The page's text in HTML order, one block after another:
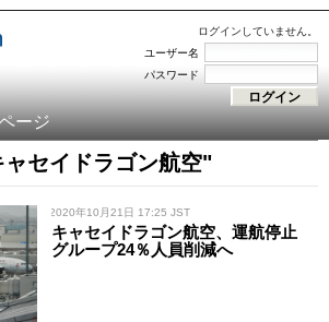
ログインしていません。
ユーザー名
パスワード
ージ
セイドラゴン航空"
/ 2020年10月21日 17:25 JST
キャセイドラゴン航空、運航停止
グループ24％人員削減へ